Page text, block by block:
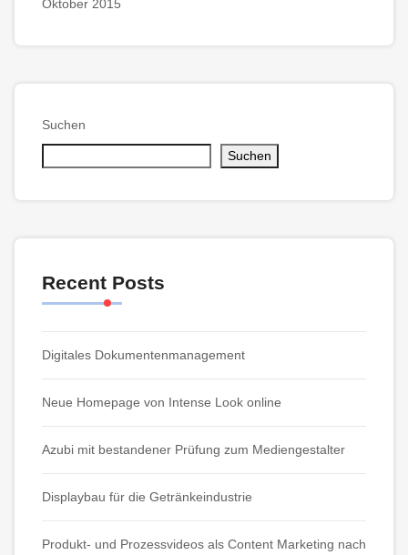
Oktober 2015
Suchen
Suchen
Recent Posts
Digitales Dokumentenmanagement
Neue Homepage von Intense Look online
Azubi mit bestandener Prüfung zum Mediengestalter
Displaybau für die Getränkeindustrie
Produkt- und Prozessvideos als Content Marketing nach